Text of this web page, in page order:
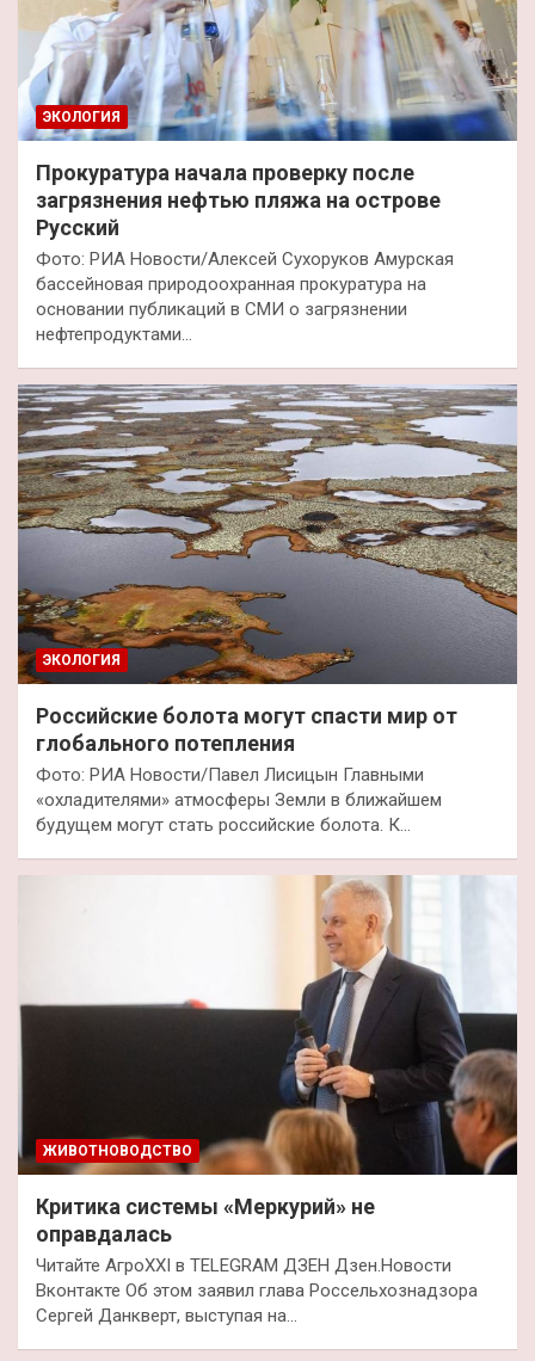
ЭКОЛОГИЯ
Прокуратура начала проверку после
загрязнения нефтью пляжа на острове
Русский
Фото: РИА Новости/Алексей Сухоруков Амурская
бассейновая природоохранная прокуратура на
основании публикаций в СМИ о загрязнении
нефтепродуктами…
ЭКОЛОГИЯ
Российские болота могут спасти мир от
глобального потепления
Фото: РИА Новости/Павел Лисицын Главными
«охладителями» атмосферы Земли в ближайшем
будущем могут стать российские болота. К…
ЖИВОТНОВОДСТВО
Критика системы «Меркурий» не
оправдалась
Читайте АгроXXI в TELEGRAM ДЗЕН Дзен.Новости
Вконтакте Об этом заявил глава Россельхознадзора
Сергей Данкверт, выступая на…